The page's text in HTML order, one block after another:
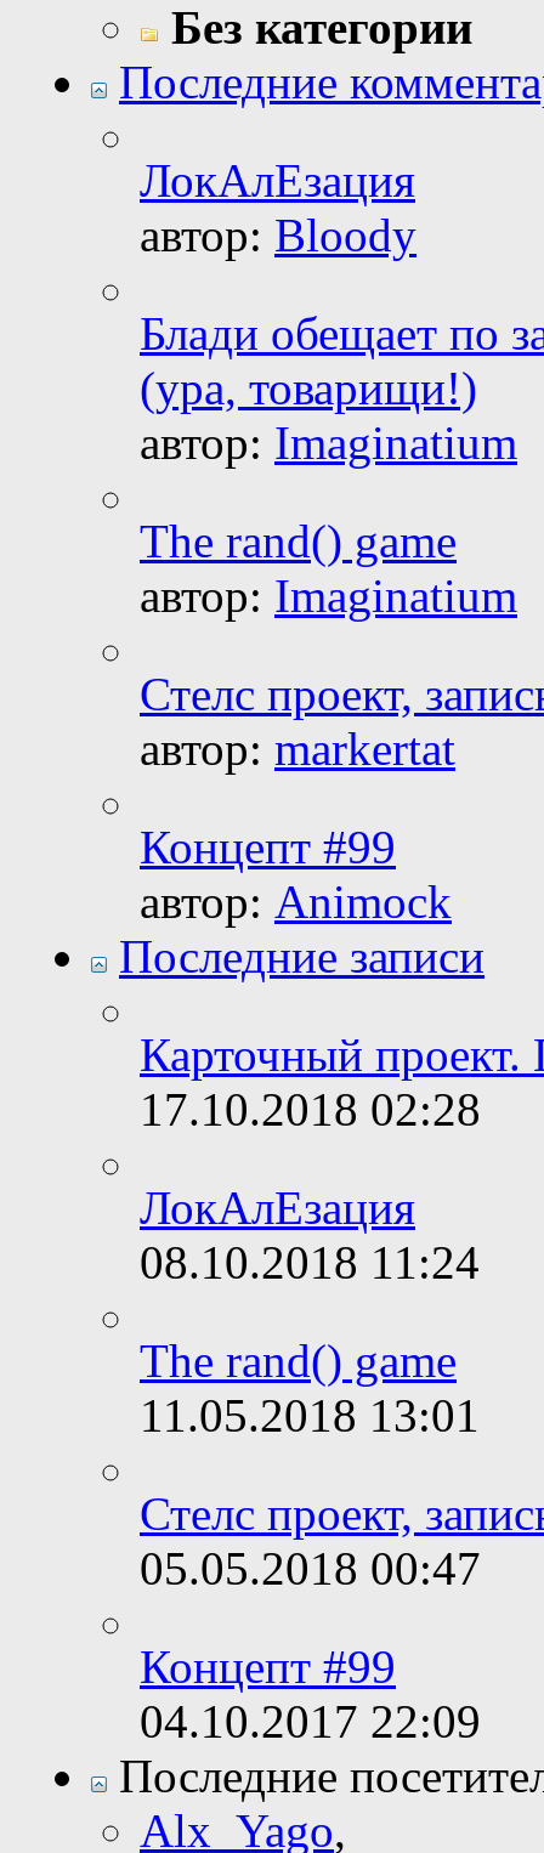
Без категории
Последние
ЛокАлЕзация
автор: Bloody
Блади обещает по
(ура, товарищи!)
автор: Imaginatium
The rand() game
автор: Imaginatium
Стелс проект,
автор: markertat
Концепт #99
автор: Animock
Последние записи
Карточный проект.
17.10.2018 02:28
ЛокАлЕзация
08.10.2018 11:24
The rand() game
11.05.2018 13:01
Стелс проект,
05.05.2018 00:47
Концепт #99
04.10.2017 22:09
Последние
Alx_Yago,